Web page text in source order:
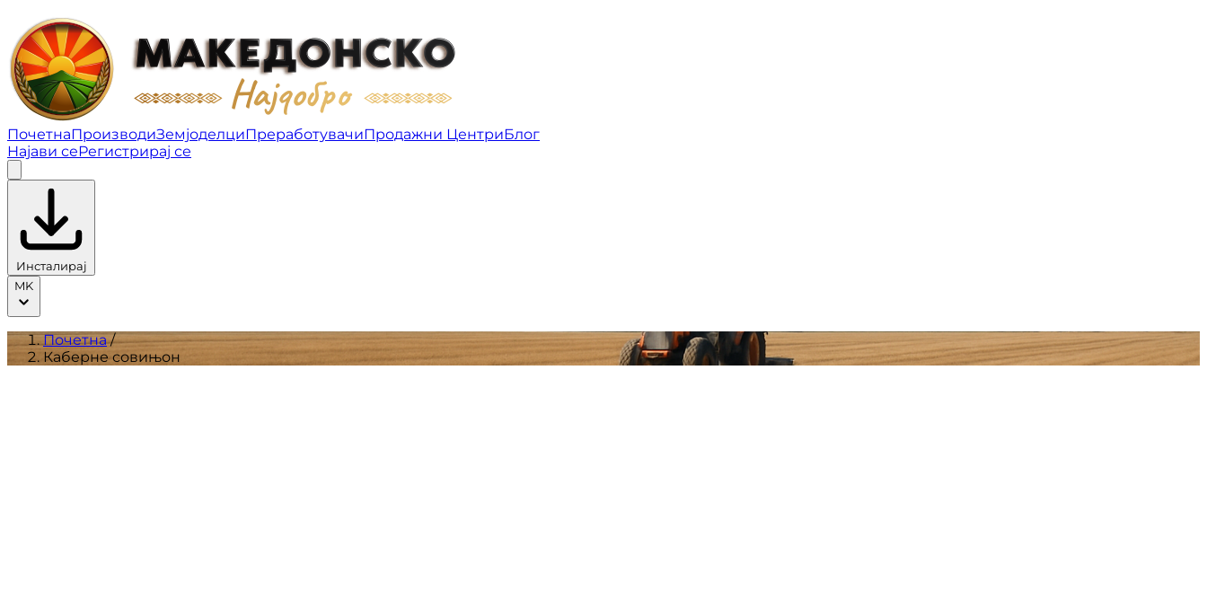
Каберне совињон | Производи
ПочетнаПроизводиЗемјоделциПреработувачиПродажни ЦентриБлог
Најави сеРегистрирај се
Инсталирај
MK
Почетна/
Каберне совињон